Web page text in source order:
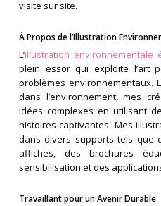
visite sur site.
À Propos de l’Illustration
L’illustration environnementale
plein essor qui exploite l’art
problèmes environnementaux.
dans l’environnement, mes
idées complexes en utilisant
histoires captivantes. Mes
dans divers supports tels que
affiches, des brochures
sensibilisation et des
Travaillant pour un Avenir Durable